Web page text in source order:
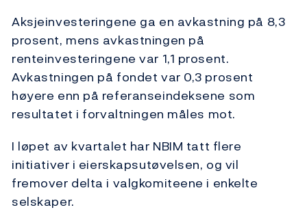
Aksjeinvesteringene ga en avkastning på 8,3
prosent, mens avkastningen på
renteinvesteringene var 1,1 prosent.
Avkastningen på fondet var 0,3 prosent
høyere enn på referanseindeksene som
resultatet i forvaltningen måles mot.
I løpet av kvartalet har NBIM tatt flere
initiativer i eierskapsutøvelsen, og vil
fremover delta i valgkomiteene i enkelte
selskaper.